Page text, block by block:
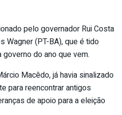
pelo governador Rui Costa
Wagner (PT-BA), que é tido
do ano que vem.
Macêdo, já havia sinalizado
para reencontrar antigos
de apoio para a eleição